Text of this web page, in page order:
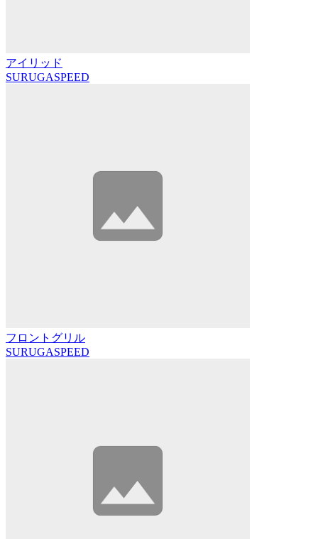
アイリッド
SURUGASPEED
フロントグリル
SURUGASPEED